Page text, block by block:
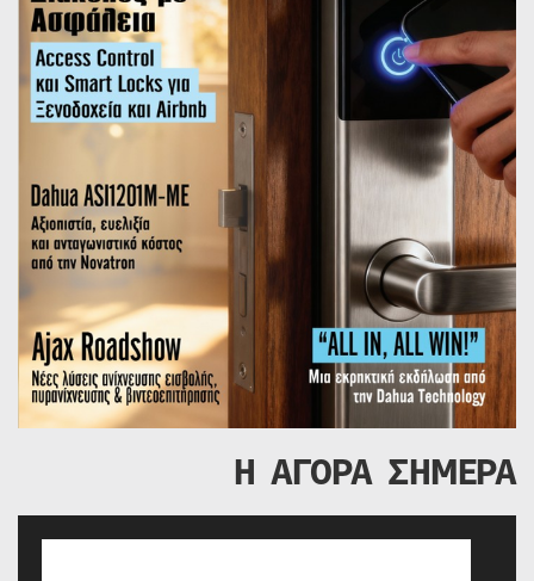
Η ΑΓΟΡΑ ΣΗΜΕΡΑ